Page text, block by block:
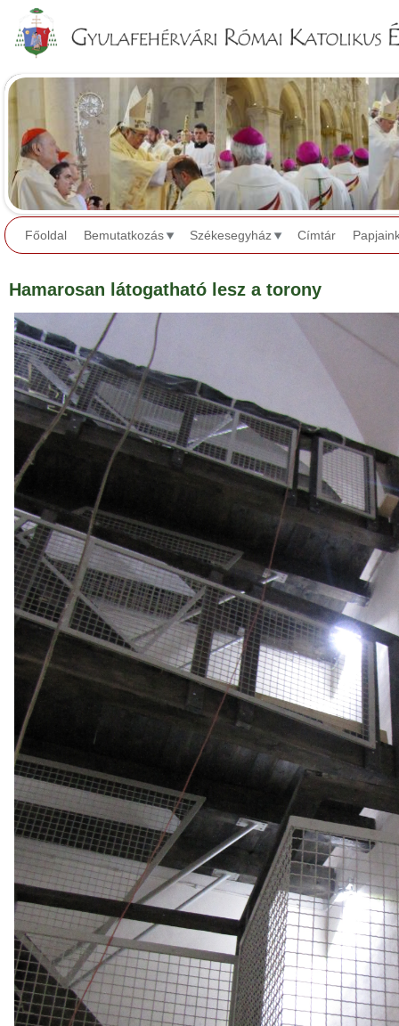
Főoldal Bemutatkozás Székesegyház Címtár
Hamarosan látogatható lesz a torony